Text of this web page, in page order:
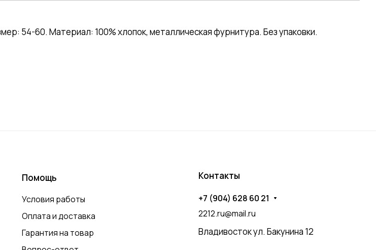
54-60. Материал: 100% хлопок, металлическая фурнитура. Без упаковки.
Помощь
Условия работы
Оплата и доставка
Гарантия на товар
Контакты
+7 (904) 628 60 21
2212.ru@mail.ru
Владивосток ул. Бакунина 12